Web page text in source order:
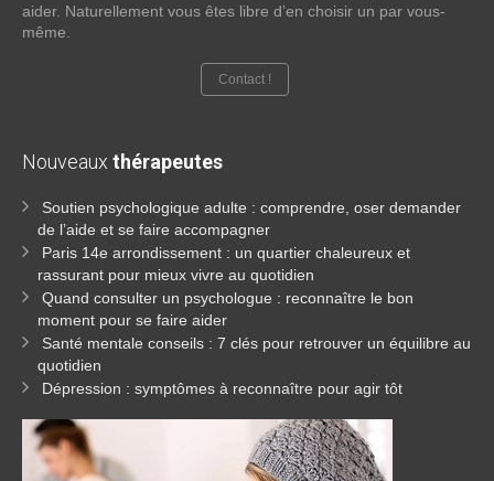
aider. Naturellement vous êtes libre d’en choisir un par vous-
même.
Contact !
Nouveaux thérapeutes
Soutien psychologique adulte : comprendre, oser demander
de l’aide et se faire accompagner
Paris 14e arrondissement : un quartier chaleureux et
rassurant pour mieux vivre au quotidien
Quand consulter un psychologue : reconnaître le bon
moment pour se faire aider
Santé mentale conseils : 7 clés pour retrouver un équilibre au
quotidien
Dépression : symptômes à reconnaître pour agir tôt